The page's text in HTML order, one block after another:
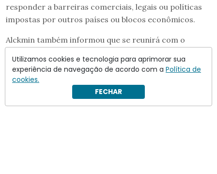
responder a barreiras comerciais, legais ou políticas
impostas por outros países ou blocos econômicos.
Alckmin também informou que se reunirá com o
para enfrentar o “tarifaço”, formado por
representantes do governo e da iniciativa privada.
Utilizamos cookies e tecnologia para aprimorar sua
experiência de navegação de acordo com a Política de
cookies.
FECHAR